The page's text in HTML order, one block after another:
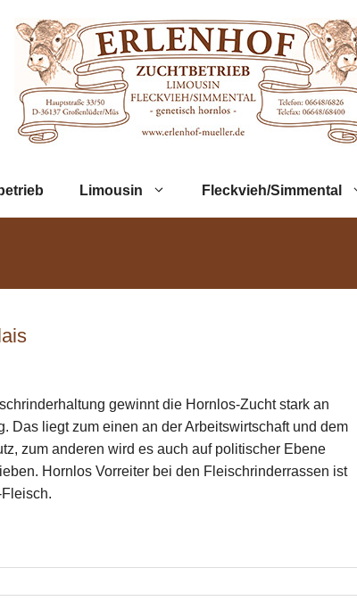
Limousin Fleckvieh/Simmental
gewinnt die Hornlos-Zucht stark an
Das liegt zum einen an der Arbeitswirtschaft und dem
zum anderen wird es auch auf politischer Ebene
Hornlos Vorreiter bei den Fleischrinderrassen ist
Fleisch.